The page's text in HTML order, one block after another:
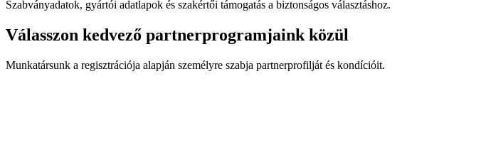
Szabványadatok, gyártói adatlapok és szakértői támogatás a biztonságos választáshoz.
Válasszon kedvező partnerprogramjaink közül
Munkatársunk a regisztrációja alapján személyre szabja partnerprofilját és kondícióit.